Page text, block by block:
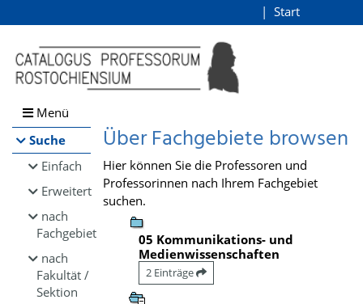
Browsen
direkt zum Inhalt
Start
Menü
Suche
Einfach
Erweitert
nach
Fachgebiet
nach
Fakultät /
Sektion
Über Fachgebiete browsen
Hier können Sie die Professoren und
Professorinnen nach Ihrem Fachgebiet
suchen.
05 Kommunikations- und
Medienwissenschaften
2 Einträge